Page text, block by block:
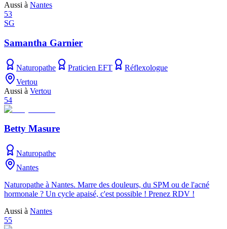
Aussi à Nantes
53
SG
Samantha Garnier
Naturopathe Praticien EFT
Réflexologue
Vertou
Aussi à Vertou
54
Betty Masure
Naturopathe
Nantes
Naturopathe à Nantes. Marre des douleurs, du SPM ou de l'acné
hormonale ? Un cycle apaisé, c'est possible ! Prenez RDV !
Aussi à Nantes
55